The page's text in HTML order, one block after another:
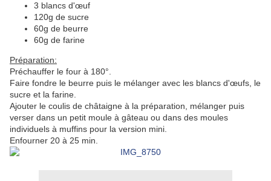
3 blancs d'œuf
120g de sucre
60g de beurre
60g de farine
Préparation:
Préchauffer le four à 180°.
Faire fondre le beurre puis le mélanger avec les blancs d'œufs, le
sucre et la farine.
Ajouter le coulis de châtaigne à la préparation, mélanger puis
verser dans un petit moule à gâteau ou dans des moules
individuels à muffins pour la version mini.
Enfourner 20 à 25 min.